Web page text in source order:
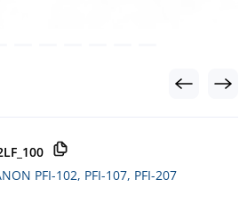
PFI-102, PFI-107, PFI-207